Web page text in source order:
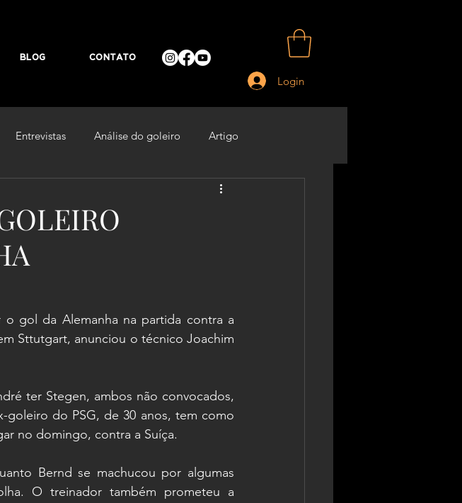
BLOG CONTATO
Login
Entrevistas Análise do goleiro Artigo
gol da Alemanha na partida contra a
Sttutgart, anunciou o técnico Joachim
ter Stegen, ambos não convocados,
do PSG, de 30 anos, tem como
no domingo, contra a Suíça.
Bernd se machucou por algumas
O treinador também prometeu a